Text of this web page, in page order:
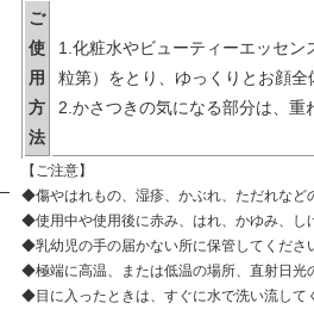
ご
使
用
方
法
1.化粧水やビューティーエッセ
粒第）をとり、ゆっくりとお顔全
2.かさつきの気になる部分は、重
【ご注意】
◆傷やはれもの、湿疹、かぶれ、ただれなど
◆使用中や使用後に赤み、はれ、かゆみ、し
◆乳幼児の手の届かない所に保管してくださ
◆極端に高温、または低温の場所、直射日光
◆目に入ったときは、すぐに水で洗い流して